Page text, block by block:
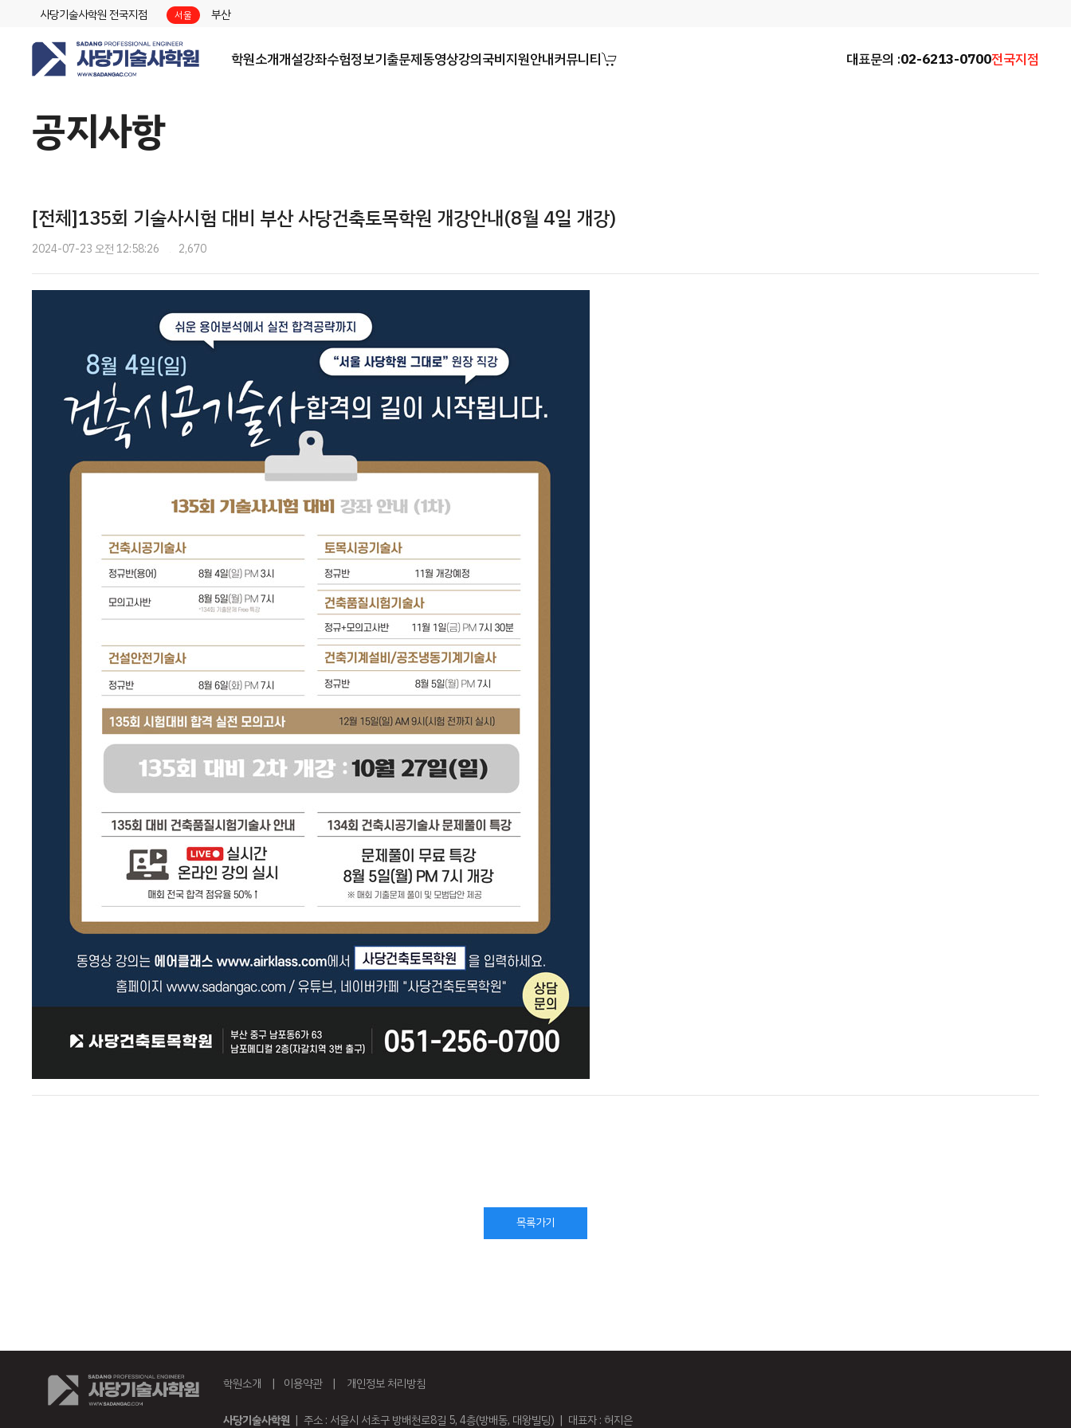
사당기술사학원 전국지점 서울 부산
학원소개개설강좌수험정보기출문제동영상강의국비지원안내커뮤니티 대표문의 :02-6213-0700전국지점
공지사항
[전체]135회 기술사시험 대비 부산 사당건축토목학원 개강안내(8월 4일 개강)
2024-07-23 오전 12:58:26 2,670
목록가기
학원소개 | 이용약관 | 개인정보 처리방침
사당기술사학원 | 주소 : 서울시 서초구 방배천로8길 5, 4층(방배동, 대왕빌딩) | 대표자 : 허지은